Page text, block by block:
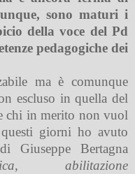
sono maturi i
della voce del Pd
pedagogiche dei
ma è comunque
escluso in quella del
chi in merito non vuol
giorni ho avuto
Giuseppe Bertagna
abilitazione